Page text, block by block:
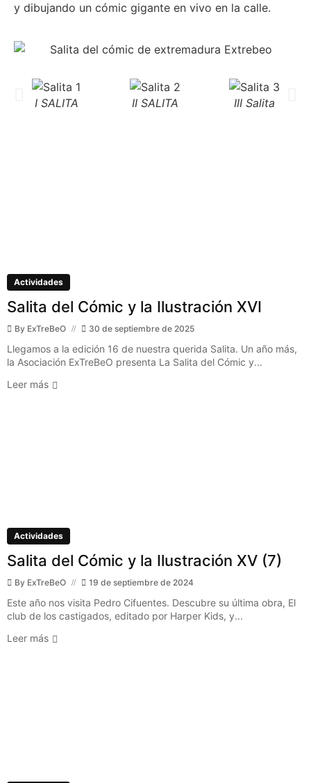
y dibujando un cómic gigante en vivo en la calle.
I SALITA II SALITA III Salita
Actividades
Salita del Cómic y la Ilustración XVI
By ExTreBeO 30 de septiembre de 2025
Llegamos a la edición 16 de nuestra querida Salita. Un año más,
la Asociación ExTreBeO presenta La Salita del Cómic y...
Leer más
Actividades
Salita del Cómic y la Ilustración XV (7)
By ExTreBeO 19 de septiembre de 2024
Este año nos visita Pedro Cifuentes. Descubre su última obra, El
club de los castigados, editado por Harper Kids, y...
Leer más